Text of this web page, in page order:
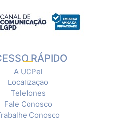
RÁPIDO
A UCPel
Localização
Telefones
Fale Conosco
Conosco